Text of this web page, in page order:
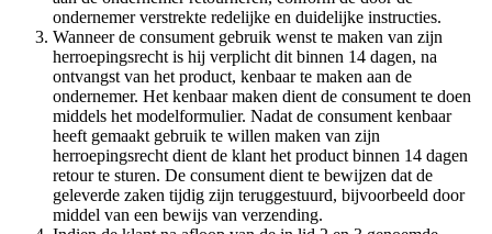
ondernemer verstrekte redelijke en duidelijke instructies.
Wanneer de consument gebruik wenst te maken van zijn
herroepingsrecht is hij verplicht dit binnen 14 dagen, na
ontvangst van het product, kenbaar te maken aan de
ondernemer. Het kenbaar maken dient de consument te doen
middels het modelformulier. Nadat de consument kenbaar
heeft gemaakt gebruik te willen maken van zijn
herroepingsrecht dient de klant het product binnen 14 dagen
retour te sturen. De consument dient te bewijzen dat de
geleverde zaken tijdig zijn teruggestuurd, bijvoorbeeld door
middel van een bewijs van verzending.